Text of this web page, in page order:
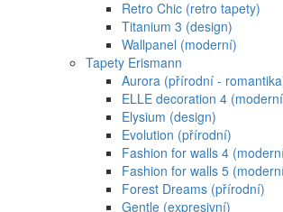
Retro Chic (retro tapety)
Titanium 3 (design)
Wallpanel (moderní)
Tapety Erismann
Aurora (přírodní -
ELLE decoration 4
Elysium (design)
Evolution (přírodní)
Fashion for walls 4
Fashion for walls 5
Forest Dreams (přírodní)
Gentle (expresivní)